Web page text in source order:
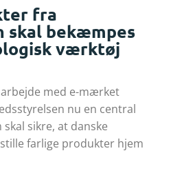
fra
skal bekæmpes
værktøj
med e-mærket
nu en central
sikre, at danske
farlige produkter hjem